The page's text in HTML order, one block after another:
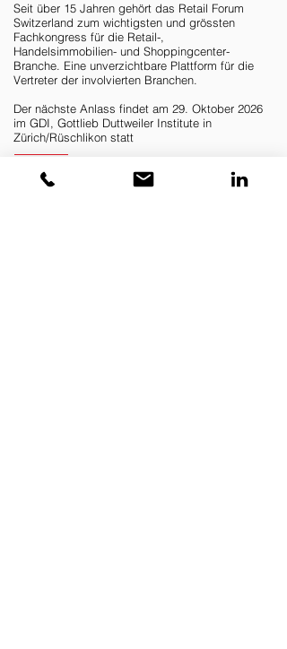
Seit über 15 Jahren gehört das Retail Forum
Switzerland zum wichtigsten und grössten
Fachkongress für die Retail-,
Handelsimmobilien- und Shoppingcenter-
Branche. Eine unverzichtbare Plattform für die
Vertreter der involvierten Branchen.
Der nächste Anlass findet am 29. Oktober 2026
im GDI, Gottlieb Duttweiler Institute in
Zürich/Rüschlikon statt
Mehr erfahren